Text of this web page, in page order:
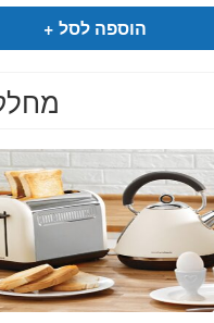
₪349.
הוספה לסל